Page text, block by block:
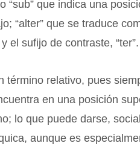
“sub” que indica una
“alter” que se traduce
y el sufijo de contraste, “ter”.
término relativo, pues
en una posición
lo que puede darse,
aunque es